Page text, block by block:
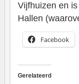
Vijfhuizen en
Hallen
Facebook
Gerelateerd